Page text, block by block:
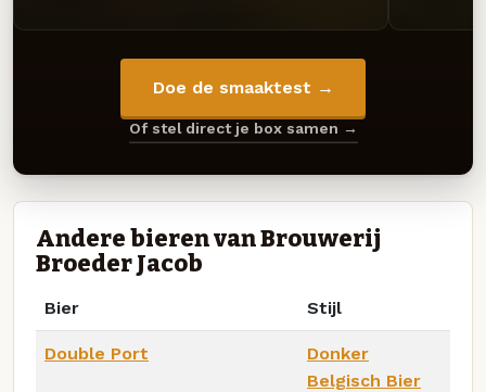
Doe de smaaktest →
Of stel direct je box samen →
Andere bieren van Brouwerij
Broeder Jacob
Bier Stijl
Double Port
Donker
Belgisch Bier